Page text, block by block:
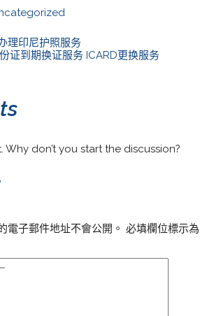
理印尼护照服务
证到期换证服务 ICARD更换服务
Why don’t you start the discussion?
電子郵件地址不會公開。 必填欄位標示為